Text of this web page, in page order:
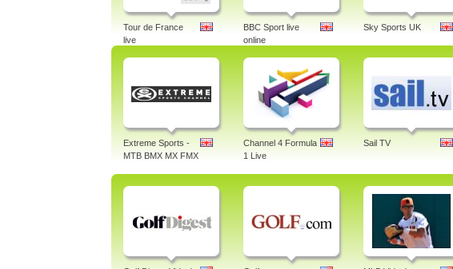
Tour de France
live
BBC Sport live
online
Sky Sports UK
Extreme Sports -
MTB BMX MX FMX
Channel 4 Formula
1 Live
Sail TV